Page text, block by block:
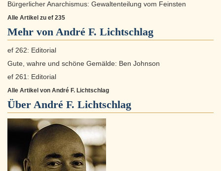
Bürgerlicher Anarchismus: Gewaltenteilung vom Feinsten
Alle Artikel zu ef 235
Mehr von André F. Lichtschlag
ef 262: Editorial
Gute, wahre und schöne Gemälde: Ben Johnson
ef 261: Editorial
Alle Artikel von André F. Lichtschlag
Über André F. Lichtschlag